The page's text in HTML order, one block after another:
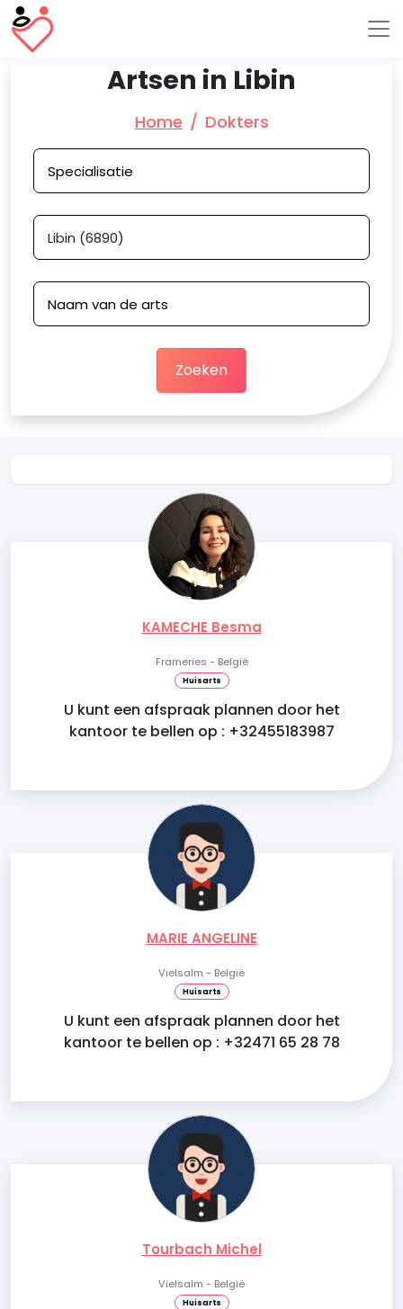
Artsen in Libin
Home Dokters
Zoeken
KAMECHE Besma
Frameries - België
Huisarts
U kunt een afspraak plannen door het
kantoor te bellen op : +32455183987
MARIE ANGELINE
Vielsalm - België
Huisarts
U kunt een afspraak plannen door het
kantoor te bellen op : +32471 65 28 78
Tourbach Michel
Vielsalm - België
Huisarts